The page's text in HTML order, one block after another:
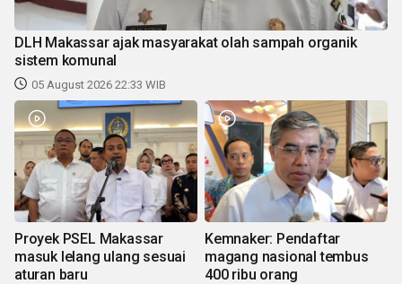
DLH Makassar ajak masyarakat olah sampah organik
sistem komunal
05 August 2026 22:33 WIB
Proyek PSEL Makassar
masuk lelang ulang sesuai
aturan baru
Kemnaker: Pendaftar
magang nasional tembus
400 ribu orang